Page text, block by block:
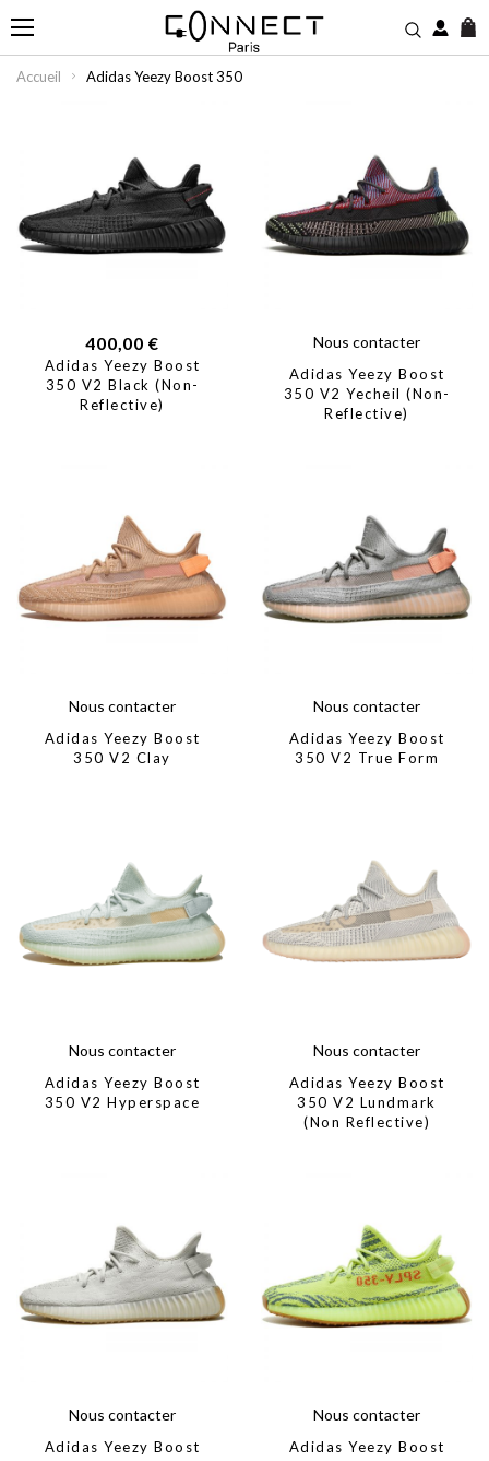
Accueil Adidas Yeezy Boost 350
400,00 €
Adidas Yeezy Boost
350 V2 Black (Non-
Reflective)
Nous contacter
Adidas Yeezy Boost
350 V2 Yecheil (Non-
Reflective)
Nous contacter
Adidas Yeezy Boost
350 V2 Clay
Nous contacter
Adidas Yeezy Boost
350 V2 True Form
Nous contacter
Adidas Yeezy Boost
350 V2 Hyperspace
Nous contacter
Adidas Yeezy Boost
350 V2 Lundmark
(Non Reflective)
Nous contacter
Adidas Yeezy Boost
Nous contacter
Adidas Yeezy Boost